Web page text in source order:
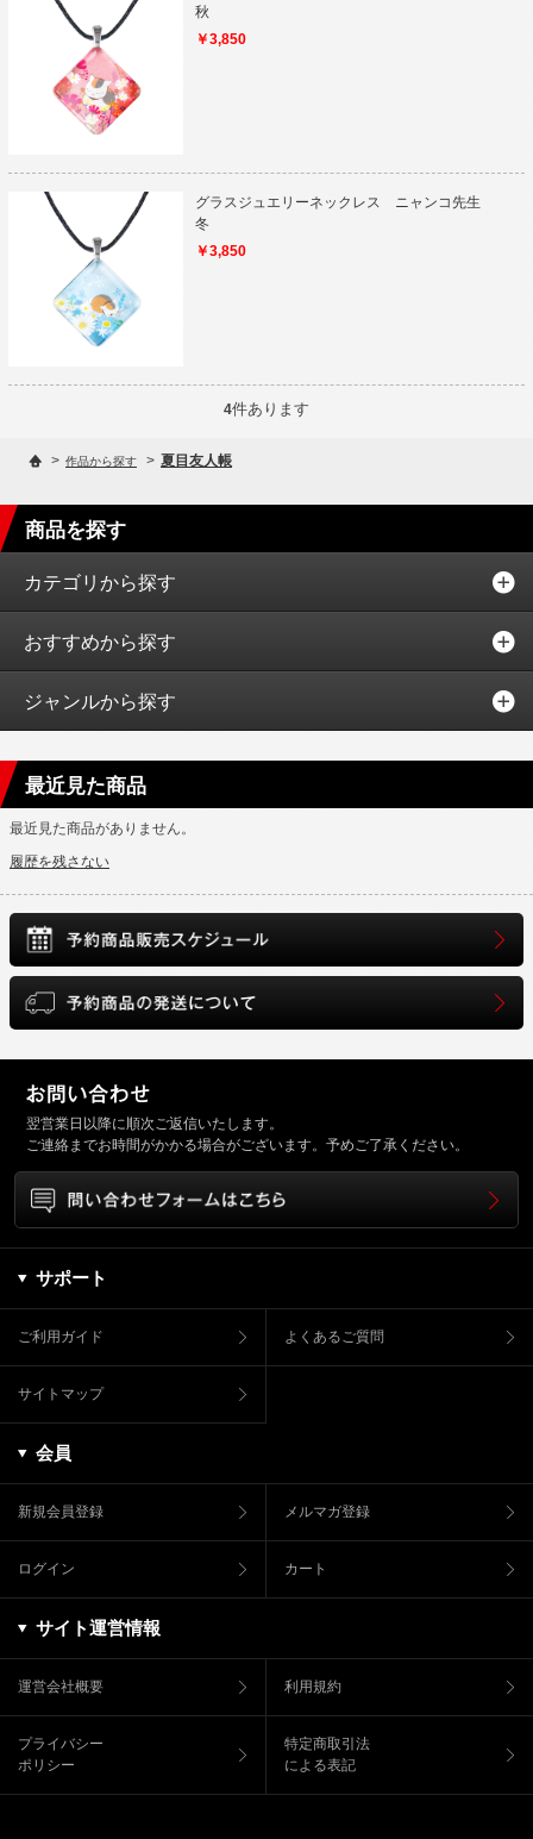
秋
￥3,850
グラスジュエリーネックレス ニャンコ先生
冬
￥3,850
4件あります
> 作品から探す > 夏目友人帳
商品を探す
カテゴリから探す
おすすめから探す
ジャンルから探す
最近見た商品
最近見た商品がありません。
履歴を残さない
翌営業日以降に順次ご返信いたします。
ご連絡までお時間がかかる場合がございます。予めご了承ください。
サポート
ご利用ガイド よくあるご質問
サイトマップ
会員
新規会員登録 メルマガ登録
ログイン カート
サイト運営情報
運営会社概要 利用規約
プライバシー
ポリシー
特定商取引法
による表記